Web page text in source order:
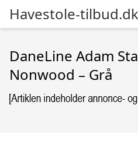
Havestole-tilbud.dk
DaneLine Adam
Nonwood – Grå